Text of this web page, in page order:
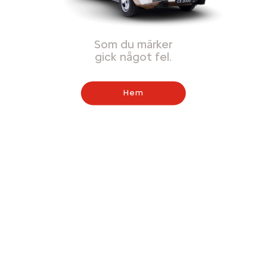
Som du märker
gick något fel.
Hem